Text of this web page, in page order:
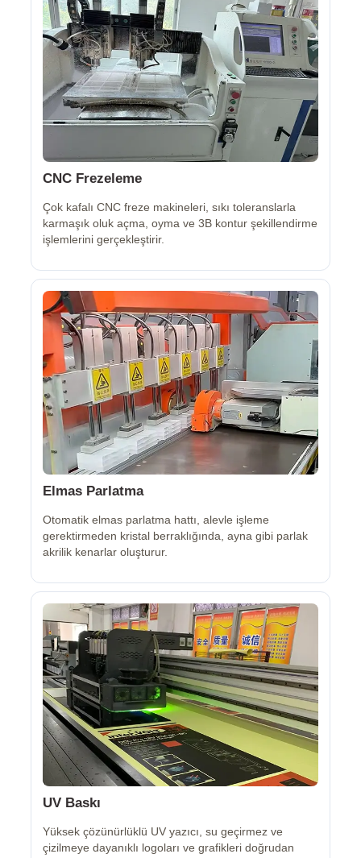
CNC Frezeleme
Çok kafalı CNC freze makineleri, sıkı toleranslarla
karmaşık oluk açma, oyma ve 3B kontur şekillendirme
işlemlerini gerçekleştirir.
Elmas Parlatma
Otomatik elmas parlatma hattı, alevle işleme
gerektirmeden kristal berraklığında, ayna gibi parlak
akrilik kenarlar oluşturur.
UV Baskı
Yüksek çözünürlüklü UV yazıcı, su geçirmez ve
çizilmeye dayanıklı logoları ve grafikleri doğrudan